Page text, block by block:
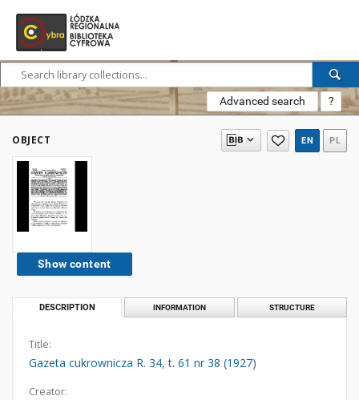
Advanced search ?
OBJECT EN PL
Show content
DESCRIPTION INFORMATION STRUCTURE
Title:
Gazeta cukrownicza R. 34, t. 61 nr 38 (1927)
Creator: